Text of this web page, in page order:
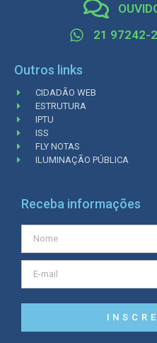
21 97242-
Outros links
CIDADÃO WEB
ESTRUTURA
IPTU
ISS
FLY NOTAS
ILUMINAÇÃO PÚBLICA
Receba informações